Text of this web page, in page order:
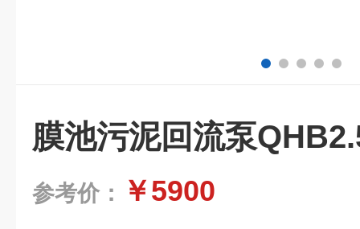
膜池污泥回流泵
参考价： ￥5900